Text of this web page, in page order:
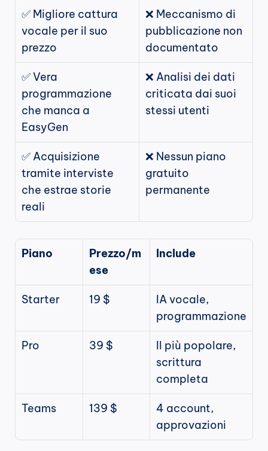
✅ Migliore cattura
vocale per il suo
prezzo
❌ Meccanismo di
pubblicazione non
documentato
✅ Vera
programmazione
che manca a
EasyGen
❌ Analisi dei dati
criticata dai suoi
stessi utenti
✅ Acquisizione
tramite interviste
che estrae storie
reali
❌ Nessun piano
gratuito
permanente
Piano
Prezzo/m
ese
Include
Starter 19 $
IA vocale,
programmazione
Pro 39 $
Il più popolare,
scrittura
completa
Teams 139 $
4 account,
approvazioni